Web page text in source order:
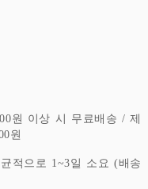
원 이상 시 무료배송 / 제
원
적으로 1~3일 소요 (배송